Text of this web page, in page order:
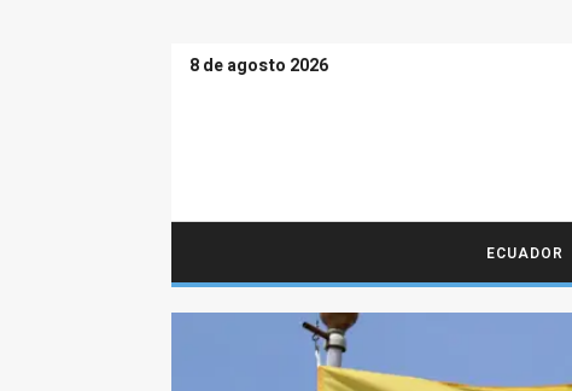
8 de agosto 2026
ECUADOR